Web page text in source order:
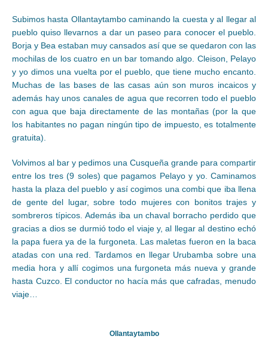
Subimos hasta Ollantaytambo caminando la cuesta y al llegar al
pueblo quiso llevarnos a dar un paseo para conocer el pueblo.
Borja y Bea estaban muy cansados así que se quedaron con las
mochilas de los cuatro en un bar tomando algo. Cleison, Pelayo
y yo dimos una vuelta por el pueblo, que tiene mucho encanto.
Muchas de las bases de las casas aún son muros incaicos y
además hay unos canales de agua que recorren todo el pueblo
con agua que baja directamente de las montañas (por la que
los habitantes no pagan ningún tipo de impuesto, es totalmente
gratuita).
Volvimos al bar y pedimos una Cusqueña grande para compartir
entre los tres (9 soles) que pagamos Pelayo y yo. Caminamos
hasta la plaza del pueblo y así cogimos una combi que iba llena
de gente del lugar, sobre todo mujeres con bonitos trajes y
sombreros típicos. Además iba un chaval borracho perdido que
gracias a dios se durmió todo el viaje y, al llegar al destino echó
la papa fuera ya de la furgoneta. Las maletas fueron en la baca
atadas con una red. Tardamos en llegar Urubamba sobre una
media hora y allí cogimos una furgoneta más nueva y grande
hasta Cuzco. El conductor no hacía más que cafradas, menudo
viaje…
Ollantaytambo